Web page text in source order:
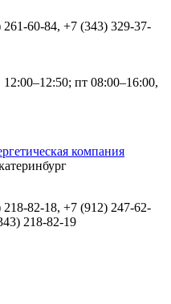
60-84, +7 (343) 329-37-
пт 08:00–16:00,
компания
82-18, +7 (912) 247-62-
218-82-19